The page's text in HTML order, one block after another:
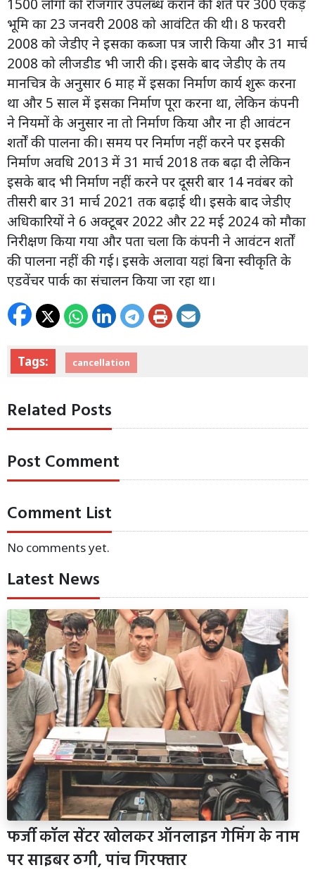
1500 लोगों को रोजगार उपलब्ध कराने की शर्त पर 300 एकड़
भूमि का 23 जनवरी 2008 को आवंटित की थी। 8 फरवरी
2008 को जेडीए ने इसका कब्जा पत्र जारी किया और 31 मार्च
2008 को लीजडीड भी जारी की। इसके बाद जेडीए के तय
मानचित्र के अनुसार 6 माह में इसका निर्माण कार्य शुरू करना
था और 5 साल में इसका निर्माण पूरा करना था, लेकिन कंपनी
ने नियमों के अनुसार ना तो निर्माण किया और ना ही आवंटन
शर्तों की पालना की। समय पर निर्माण नहीं करने पर इसकी
निर्माण अवधि 2013 में 31 मार्च 2018 तक बढ़ा दी लेकिन
इसके बाद भी निर्माण नहीं करने पर दूसरी बार 14 नवंबर को
तीसरी बार 31 मार्च 2021 तक बढ़ाई थी। इसके बाद जेडीए
अधिकारियों ने 6 अक्टूबर 2022 और 22 मई 2024 को मौका
निरीक्षण किया गया और पता चला कि कंपनी ने आवंटन शर्तों
की पालना नहीं की गई। इसके अलावा यहां बिना स्वीकृति के
एडवेंचर पार्क का संचालन किया जा रहा था।
Tags: cancellation
Related Posts
Post Comment
Comment List
No comments yet.
Latest News
फर्जी कॉल सेंटर खोलकर ऑनलाइन गेमिंग के नाम
पर साइबर ठगी, पांच गिरफ्तार